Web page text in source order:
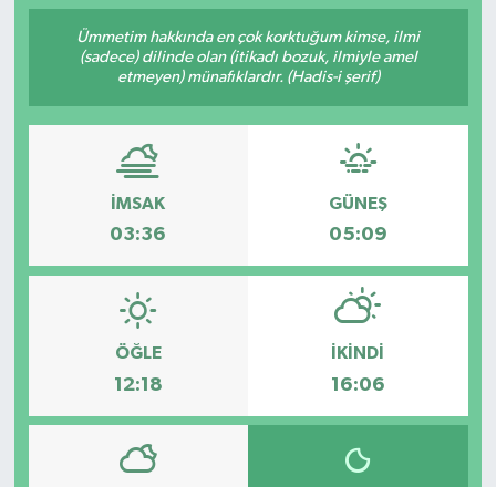
Ümmetim hakkında en çok korktuğum kimse, ilmi
(sadece) dilinde olan (itikadı bozuk, ilmiyle amel
etmeyen) münafıklardır. (Hadis-i şerif)
İMSAK
03:36
GÜNEŞ
05:09
ÖĞLE
12:18
İKINDI
16:06
Gündem
Magazin
Politika
Sağlık
Teknoloji